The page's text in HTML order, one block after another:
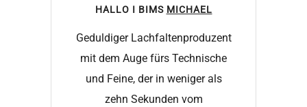
HALLO I BIMS MICHAEL
Geduldiger Lachfaltenproduzent
mit dem Auge fürs Technische
und Feine, der in weniger als
zehn Sekunden vom